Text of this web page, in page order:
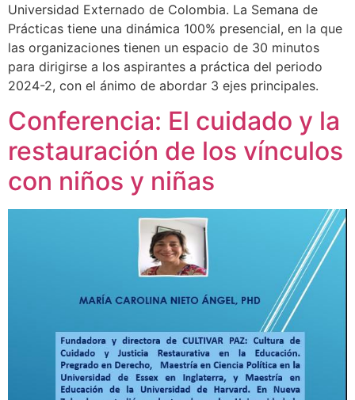
Universidad Externado de Colombia. La Semana de
Prácticas tiene una dinámica 100% presencial, en la que
las organizaciones tienen un espacio de 30 minutos
para dirigirse a los aspirantes a práctica del periodo
2024-2, con el ánimo de abordar 3 ejes principales.
Conferencia: El cuidado y la
restauración de los vínculos
con niños y niñas